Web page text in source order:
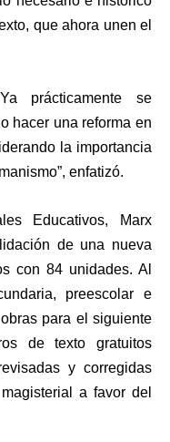
que ahora unen el
prácticamente se
hacer una reforma en
la importancia
enfatizó.
Educativos, Marx
de una nueva
con 84 unidades. Al
preescolar e
para el siguiente
de texto gratuitos
y corregidas
a favor del